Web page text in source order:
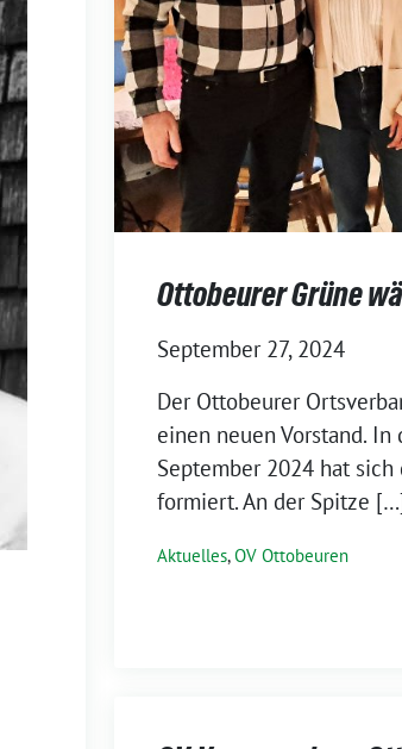
Ottobeurer Grüne
September 27, 2024
Der Ottobeurer
einen neuen Vorstand.
September 2024 hat
formiert. An der Spitze
Aktuelles,OV Ottobeuren